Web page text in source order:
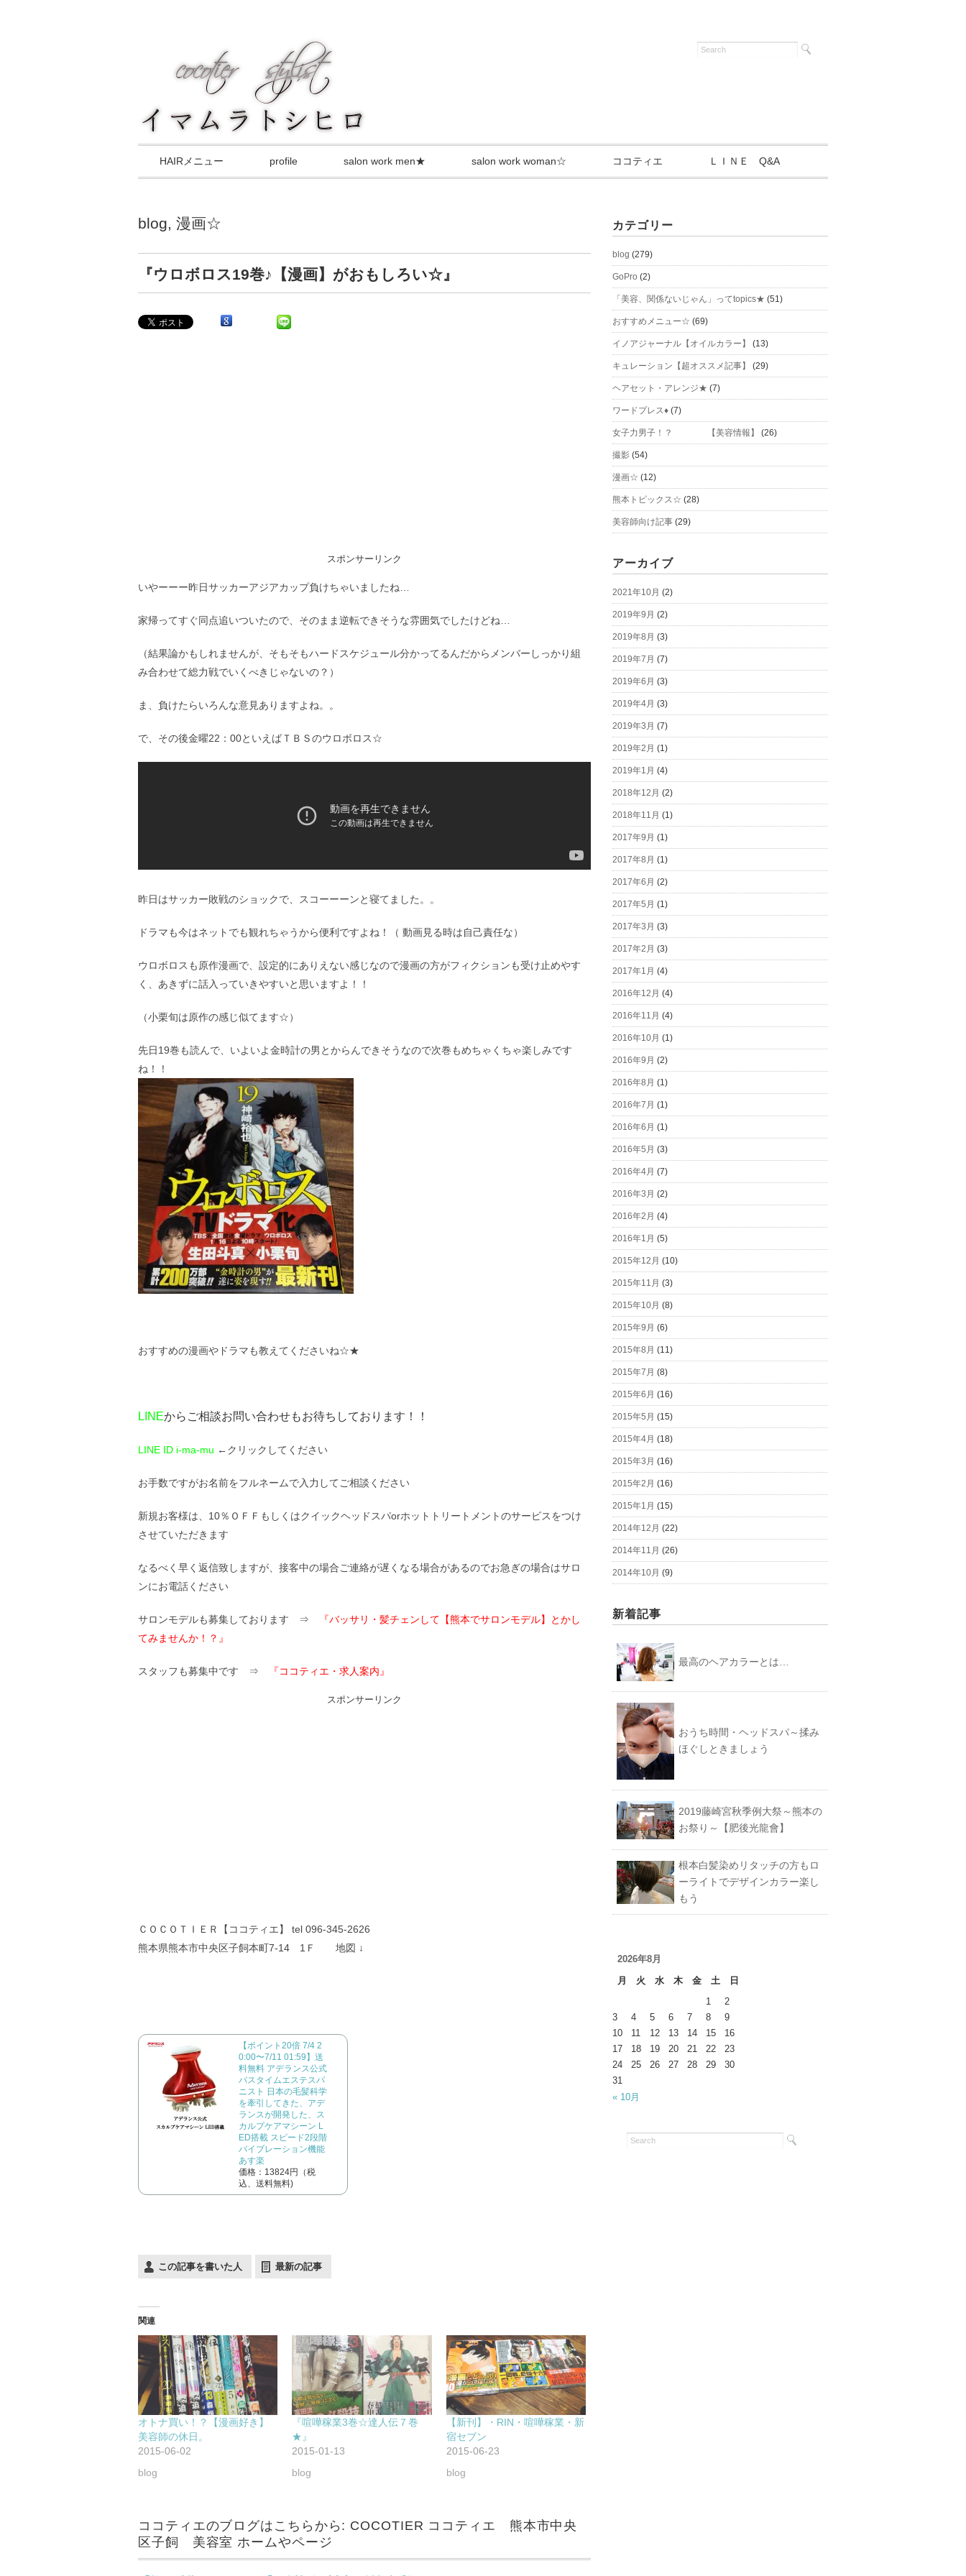
HAIRメニュー profile salon work men★ salon work woman☆ ココティエ ＬＩＮＥ Q&A
blog, 漫画☆
『ウロボロス19巻♪【漫画】がおもしろい☆』
スポンサーリンク
いやーーー昨日サッカーアジアカップ負けちゃいましたね…
家帰ってすぐ同点追いついたので、そのまま逆転できそうな雰囲気でしたけどね…
（結果論かもしれませんが、そもそもハードスケジュール分かってるんだからメンバーしっかり組
み合わせて総力戦でいくべきじゃないの？）
ま、負けたらいろんな意見ありますよね。。
で、その後金曜22：00といえばＴＢＳのウロボロス☆
昨日はサッカー敗戦のショックで、スコーーーンと寝てました。。
ドラマも今はネットでも観れちゃうから便利ですよね！（ 動画見る時は自己責任な）
ウロボロスも原作漫画で、設定的にありえない感じなので漫画の方がフィクションも受け止めやす
く、あきずに話入っていきやすいと思いますよ！！
（小栗旬は原作の感じ似てます☆）
先日19巻も読んで、いよいよ金時計の男とからんできそうなので次巻もめちゃくちゃ楽しみです
ね！！
おすすめの漫画やドラマも教えてくださいね☆★
LINEからご相談お問い合わせもお待ちしております！！
LINE ID i-ma-mu ←クリックしてください
お手数ですがお名前をフルネームで入力してご相談ください
新規お客様は、10％ＯＦＦもしくはクイックヘッドスパorホットトリートメントのサービスをつけ
させていただきます
なるべく早く返信致しますが、接客中の場合ご連絡が遅くなる場合があるのでお急ぎの場合はサロ
ンにお電話ください
サロンモデルも募集しております ⇒
『バッサリ・髪チェンして【熊本でサロンモデル】とかし
てみませんか！？』
スタッフも募集中です ⇒ 『ココティエ・求人案内』
スポンサーリンク
ＣＯＣＯＴＩＥＲ【ココティエ】 tel 096-345-2626
熊本県熊本市中央区子飼本町7-14 1Ｆ 地図 ↓
【ポイント20倍 7/4 2
0:00〜7/11 01:59】送
料無料 アデランス公式
バスタイムエステスパ
ニスト 日本の毛髪科学
を牽引してきた、アデ
ランスが開発した、ス
カルプケアマシーン L
ED搭載 スピード2段階
バイブレーション機能
あす楽
価格：13824円（税
込、送料無料)
この記事を書いた人 最新の記事
関連
オトナ買い！？【漫画好き】
美容師の休日。
2015-06-02
blog
『喧嘩稼業3巻☆達人伝７巻
★』
2015-01-13
blog
【新刊】・RIN・喧嘩稼業・新
宿セブン
2015-06-23
blog
ココティエのブログはこちらから: COCOTIER ココティエ 熊本市中央
区子飼 美容室 ホームやページ
カテゴリー
blog (279)
GoPro (2)
「美容、関係ないじゃん」ってtopics★ (51)
おすすめメニュー☆ (69)
イノアジャーナル【オイルカラー】 (13)
キュレーション【超オススメ記事】 (29)
ヘアセット・アレンジ★ (7)
ワードプレス♦ (7)
女子力男子！？ 【美容情報】 (26)
撮影 (54)
漫画☆ (12)
熊本トピックス☆ (28)
美容師向け記事 (29)
アーカイブ
2021年10月 (2)
2019年9月 (2)
2019年8月 (3)
2019年7月 (7)
2019年6月 (3)
2019年4月 (3)
2019年3月 (7)
2019年2月 (1)
2019年1月 (4)
2018年12月 (2)
2018年11月 (1)
2017年9月 (1)
2017年8月 (1)
2017年6月 (2)
2017年5月 (1)
2017年3月 (3)
2017年2月 (3)
2017年1月 (4)
2016年12月 (4)
2016年11月 (4)
2016年10月 (1)
2016年9月 (2)
2016年8月 (1)
2016年7月 (1)
2016年6月 (1)
2016年5月 (3)
2016年4月 (7)
2016年3月 (2)
2016年2月 (4)
2016年1月 (5)
2015年12月 (10)
2015年11月 (3)
2015年10月 (8)
2015年9月 (6)
2015年8月 (11)
2015年7月 (8)
2015年6月 (16)
2015年5月 (15)
2015年4月 (18)
2015年3月 (16)
2015年2月 (16)
2015年1月 (15)
2014年12月 (22)
2014年11月 (26)
2014年10月 (9)
新着記事
最高のヘアカラーとは…
おうち時間・ヘッドスパ～揉み
ほぐしときましょう
2019藤崎宮秋季例大祭～熊本の
お祭り～【肥後光龍會】
根本白髪染めリタッチの方もロ
ーライトでデザインカラー楽し
もう
2026年8月
月
火 水 木 金 土
日
1
2
3
4 5 6 7 8
9
10
11 12 13 14 15
16
17
18 19 20 21 22
23
24
25 26 27 28 29
30
31
« 10月